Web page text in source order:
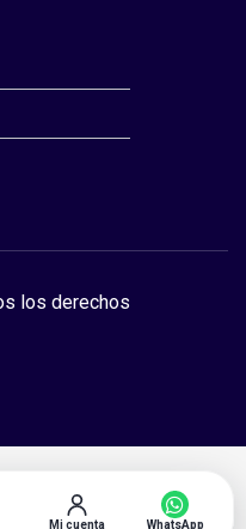
los derechos
Mi cuenta